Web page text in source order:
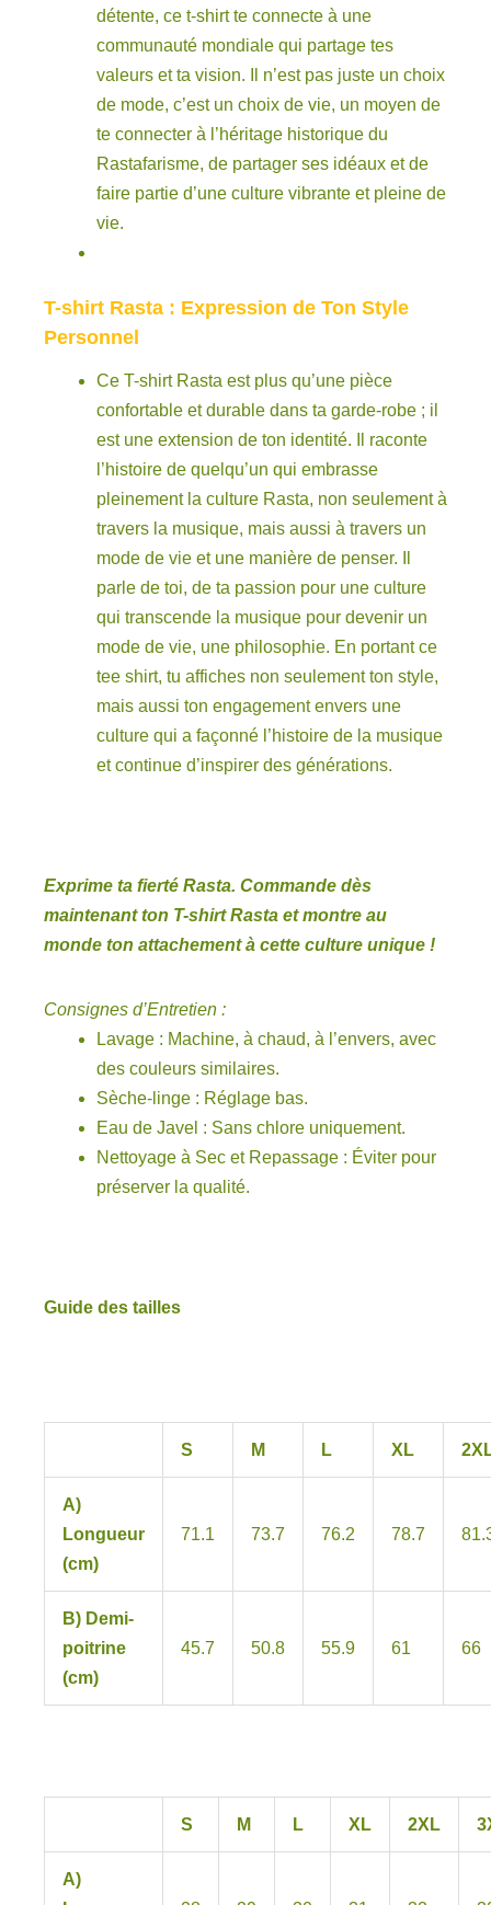
détente, ce t-shirt te connecte à une
communauté mondiale qui partage tes
valeurs et ta vision. Il n’est pas juste un choix
de mode, c’est un choix de vie, un moyen de
te connecter à l’héritage historique du
Rastafarisme, de partager ses idéaux et de
faire partie d’une culture vibrante et pleine de
vie.
T-shirt Rasta : Expression de Ton Style
Personnel
Ce T-shirt Rasta est plus qu’une pièce
confortable et durable dans ta garde-robe ; il
est une extension de ton identité. Il raconte
l’histoire de quelqu’un qui embrasse
pleinement la culture Rasta, non seulement à
travers la musique, mais aussi à travers un
mode de vie et une manière de penser. Il
parle de toi, de ta passion pour une culture
qui transcende la musique pour devenir un
mode de vie, une philosophie. En portant ce
tee shirt, tu affiches non seulement ton style,
mais aussi ton engagement envers une
culture qui a façonné l’histoire de la musique
et continue d’inspirer des générations.
Exprime ta fierté Rasta. Commande dès
maintenant ton T-shirt Rasta et montre au
monde ton attachement à cette culture unique !
Consignes d’Entretien :
Lavage : Machine, à chaud, à l’envers, avec
des couleurs similaires.
Sèche-linge : Réglage bas.
Eau de Javel : Sans chlore uniquement.
Nettoyage à Sec et Repassage : Éviter pour
préserver la qualité.
Guide des tailles
S M L XL
A)
Longueur
(cm)
71.1 73.7 76.2 78.7
B) Demi-
poitrine
(cm)
45.7 50.8 55.9 61 66
S M L XL 2XL
A)